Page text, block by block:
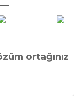
ortağınız